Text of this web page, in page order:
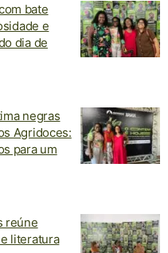
bate
e
dia de
negras
Agridoces:
para um
reúne
literatura